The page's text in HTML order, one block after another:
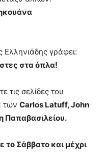
Ελληνιάδης γράφει:
στα όπλα!
τις σελίδες του
των Carlos Latuff, John
Παπαβασιλείου.
το Σάββατο και μέχρι